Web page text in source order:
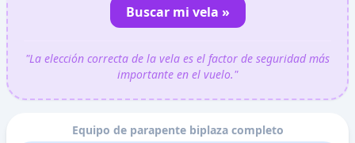
Buscar mi vela »
"La elección correcta de la vela es el factor de seguridad más
importante en el vuelo."
Equipo de parapente biplaza completo